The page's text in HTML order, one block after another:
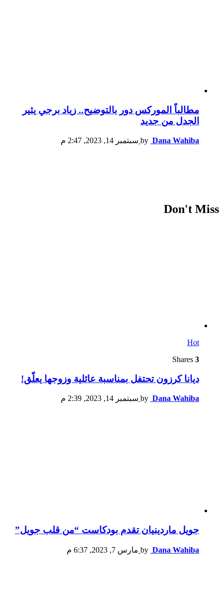
مطالباً الموركس دور بالتوضيح.. زياد برجي يثير
الجدل من جديد
by Dana Wahiba سبتمبر 14, 2023, 2:47 م
Don't Miss
Hot
3
ديانا كرزون تحتفل بمناسبة عائلية وزوجها يعلّق!
by Dana Wahiba سبتمبر 14, 2023, 2:39 م
جويل ماردينيان تقدم بودكاست “من قلب جويل”
by Dana Wahiba مارس 7, 2023, 6:37 م